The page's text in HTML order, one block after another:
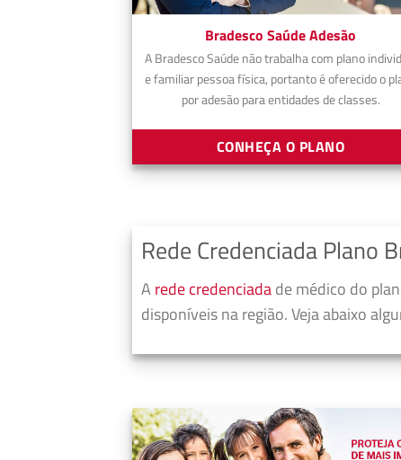
Bradesco Saúde Adesão
A Bradesco Saúde não trabalha com plano
e familiar pessoa física, portanto é oferecido o
por adesão para entidades de classes.
CONHEÇA O PLANO
Rede Credenciada Plano
A rede credenciadade médico do
disponíveis na região. Veja abaixo